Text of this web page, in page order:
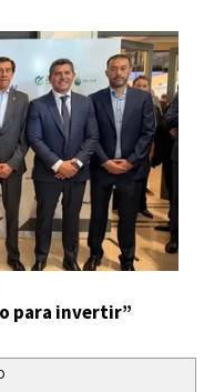
para invertir”